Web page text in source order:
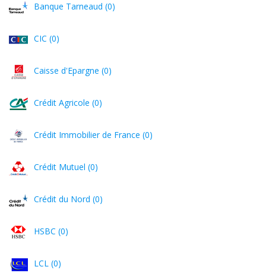
Banque Tarneaud (0)
CIC (0)
Caisse d'Epargne (0)
Crédit Agricole (0)
Crédit Immobilier de France (0)
Crédit Mutuel (0)
Crédit du Nord (0)
HSBC (0)
LCL (0)